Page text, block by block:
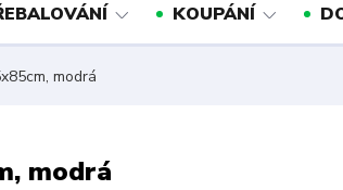
KOUPÁNÍ
modrá
modrá